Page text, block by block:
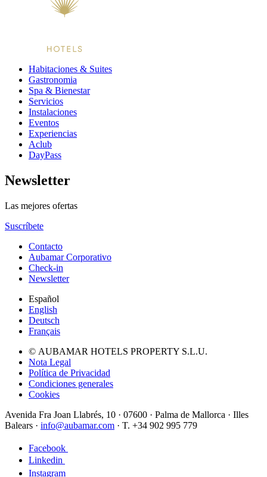
Habitaciones & Suites
Gastronomia
Spa & Bienestar
Servicios
Instalaciones
Eventos
Experiencias
Aclub
DayPass
Newsletter
Las mejores ofertas
Suscríbete
Contacto
Aubamar Corporativo
Check-in
Newsletter
Español
English
Deutsch
Français
© AUBAMAR HOTELS PROPERTY S.L.U.
Nota Legal
Política de Privacidad
Condiciones generales
Cookies
Avenida Fra Joan Llabrés, 10 · 07600 · Palma de Mallorca · Illes
Balears · info@aubamar.com · T. +34 902 995 779
Facebook
Linkedin
Instagram